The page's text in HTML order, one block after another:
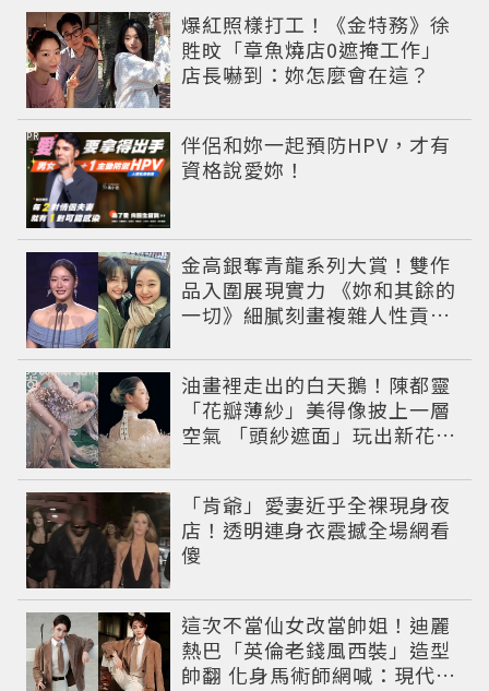
爆紅照樣打工！《金特務》徐
貹旼「章魚燒店0遮掩工作」
店長嚇到：妳怎麼會在這？
伴侶和妳一起預防HPV，才有
資格說愛妳！
PR
金高銀奪青龍系列大賞！雙作
品入圍展現實力 《妳和其餘的
一切》細膩刻畫複雜人性貢獻
油畫裡走出的白天鵝！陳都靈
「花瓣薄紗」美得像披上一層
空氣 「頭紗遮面」玩出新花樣
「肯爺」愛妻近乎全裸現身夜
店！透明連身衣震撼全場網看
傻
這次不當仙女改當帥姐！迪麗
熱巴「英倫老錢風西裝」造型
帥翻 化身馬術師網喊：現代版